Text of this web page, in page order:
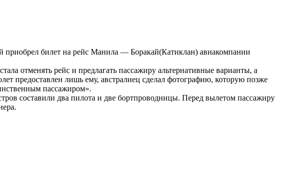
приобрел билет на рейс Манила — Боракай(Катиклан) авиакомпании
отменять рейс и предлагать пассажиру альтернативные варианты, а
предоставлен лишь ему, австралиец сделал фотографию, которую позже
пассажиром».
составили два пилота и две бортпроводницы. Перед вылетом пассажиру